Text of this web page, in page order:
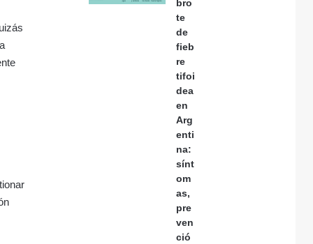
bro
te
de
fieb
re
tifoi
dea
en
Arg
enti
na:
sínt
om
as,
pre
ven
ció